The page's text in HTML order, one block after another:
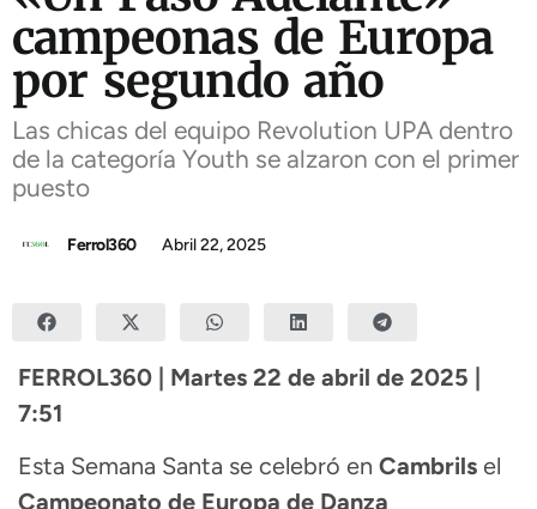
campeonas de Europa
por segundo año
Las chicas del equipo Revolution UPA dentro
de la categoría Youth se alzaron con el primer
puesto
Ferrol360 Abril 22, 2025
FERROL360 | Martes 22 de abril de 2025 |
7:51
Esta Semana Santa se celebró en Cambrils el
Campeonato de Europa de Danza